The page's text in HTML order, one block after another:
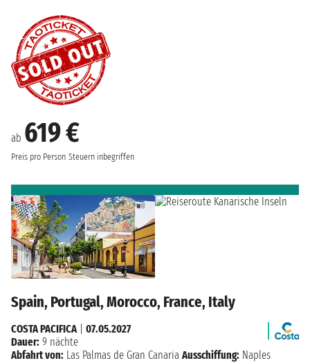
ab 619 €
Preis pro Person Steuern inbegriffen
Spain, Portugal, Morocco, France, Italy
COSTA PACIFICA| 07.05.2027
Dauer: 9 nächte
Abfahrt von: Las Palmas de Gran Canaria Ausschiffung: Naples